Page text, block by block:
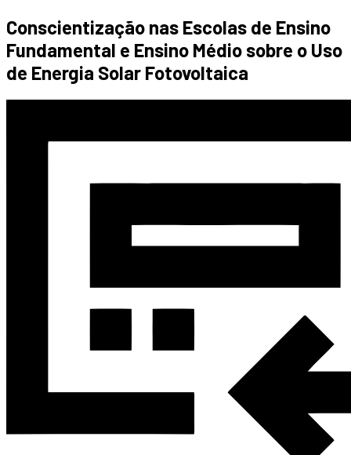
Conscientização nas Escolas de Ensino
Fundamental e Ensino Médio sobre o Uso
de Energia Solar Fotovoltaica